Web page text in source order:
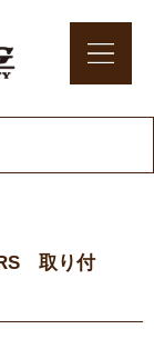
取り付